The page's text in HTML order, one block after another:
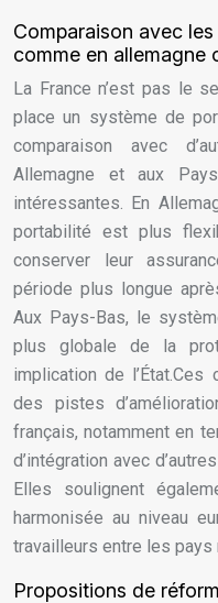
Comparaison avec
comme en allemagne
La France n’est pas le
place un système de
comparaison avec
Allemagne et aux
intéressantes. En
portabilité est plus
conserver leur
période plus longue
Aux Pays-Bas, le
plus globale de la
implication de
des pistes
français, notamment en
d’intégration avec
Elles soulignent
harmonisée au niveau
travailleurs entre les pays
Propositions de